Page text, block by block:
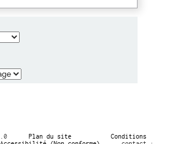
Plan du site
Conditions